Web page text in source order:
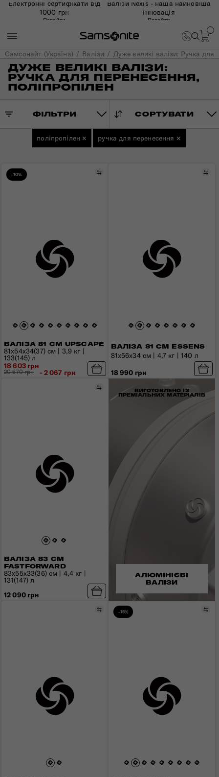
Електронні сертифікати від
1000 грн
Перейти
Валізи Nexis - наша найновіша
інновація
Перейти
Самсонайт (Україна) Валізи Дуже великі валізи: Ручка для
ДУЖЕ ВЕЛИКІ ВАЛІЗИ:
РУЧКА ДЛЯ ПЕРЕНЕСЕННЯ,
ПОЛІПРОПІЛЕН
ФІЛЬТРИ СОРТУВАТИ
поліпропілен × ручка для перенесення ×
-10%
ВАЛІЗА 81 СМ UPSCAPE
Порівняти
81x54x34(37) см | 3,9 кг |
133(145) л
18 603 грн
20 670 грн - 2 067 грн
ВАЛІЗА 81 СМ ESSENS
81x56x34 см | 4,7 кг | 140 л
18 990 грн
ВАЛІЗА 83 СМ
FASTFORWARD
Порівняти
83x55x33(36) см | 4,4 кг |
131(147) л
12 090 грн
Порівняти
-15%
ВИГОТОВЛЕНО ІЗ
ПРЕМІАЛЬНИХ МАТЕРІАЛІВ
АЛЮМІНІЄВІ
ВАЛІЗИ